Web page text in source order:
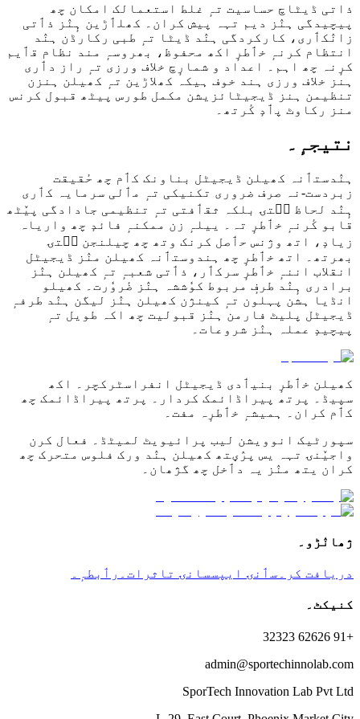
ذاتی ڈیٹاچ حساسیت تہٕ غلط استعمالک امکان چھ
پیچیدگی ہنٛز دیم تہہ پیش کران۔ کھلٲڑین ہٕنٛز ذٲتی
زانٛکٲری، کارکردگی ہنٛد ڈیٹا تہٕ طبی رکارڈن ہنٛد
انتظام کرنہٕ خٲطرٕ اکھ محفوظ، بھروسہٕ مند نظام قٲیم
کرٕنہ چھ اہم۔ اعداد و شمارٕچ خلاف ورزی تہٕ راز دٲری
ہنز خلاف ورزی ہند خوف ہیکہ کھلاڑین تہٕ کھیلن ہنزن
تنظیمن ہنز ڈیجیٹائزیشن مکمل طورس پیٹھ قبول کرنس
منز رکاوٹ پٲدٕ کٔرتھ۔
نتیجہٕ۔
ہنٛدستٲنہ کھیلن ڈیجیٹل بناونک کٲم چھ حٔقیقت
زبردست-نہ صرف ضروری تکنیکی تہٕ مٲلی سرمایہ کٲری
ہٕنٛد لحاظ سۭتۍ بلکہ ثقٲفتی تہٕ تنظیمی جادادگی پیٚٹھ
قابو کٔرنہٕ خٲطرٕ تہ۔ ییلہٕ زن ممکنہٕ فائدٕ چھ واریاہ
زیادٕ، اتھ وژنس حٲصل کرنک وتھ چھ چیلنجن سۭتۍ
بھرتھ۔ اتھ خٲطرٕ چھ ہندوستٲنہ کھیلن منٛز ڈیجیٹل
انقلاب اننہٕ خٲطرٕ سرکٲر، ذٲتی شعبہٕ تہٕ کھیلن ہنٛز
برادری ہٕنٛد طرفٕ مربوط کوٗششہ ہنٛز ضٔروٗرت۔ کھیلو
انڈیا ہشن پہلون تہٕ کینژن کھیلن ہنٛز لیگن ہنٛد طرفہٕ
ڈیجیٹل پلیٹ فارمن ہنٛز قبولیت چھ اکہ طویل تہٕ
پیچیدٕ عملہ ہنٛز شروعات۔
کھیلن خٲطرٕ بنیٲدی ڈیجیٹل انفراسٹرکچر۔ اکھ
سپیڈ۔ پرتھ پیراڈائمک کردار۔ پرتھ پیراڈائمک چھ
کٲم کران۔ ہمیشہٕ خٲطرٕہ مفت۔
سپورٹیک انوویشن لیب پرائیویٹ لمیٹڈ۔ فعال کرن
واجیٚنۍ تہہ یس پرٛؠتھ کھیلن ہنٛد ورک فلوس متحرک چھ
کران یتھ منٛز یہ دٲخل چھ گژھان۔
ژھانٛڑو۔
دریافت کر۔ سٲنۍ ایپس سانۍ تاثرات۔ رٲبطہٕ۔
کنیکٹ۔
+91 62626 32323
admin@sportechinnolab.com
SporTech Innovation Lab Pvt Ltd